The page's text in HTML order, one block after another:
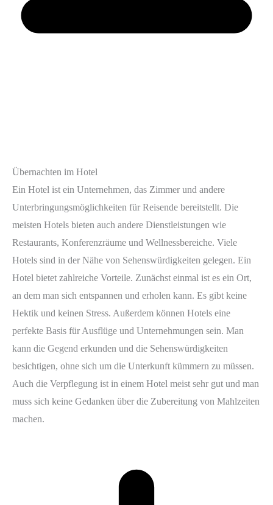
Übernachten im Hotel
Ein Hotel ist ein Unternehmen, das Zimmer und andere
Unterbringungsmöglichkeiten für Reisende bereitstellt. Die
meisten Hotels bieten auch andere Dienstleistungen wie
Restaurants, Konferenzräume und Wellnessbereiche. Viele
Hotels sind in der Nähe von Sehenswürdigkeiten gelegen. Ein
Hotel bietet zahlreiche Vorteile. Zunächst einmal ist es ein Ort,
an dem man sich entspannen und erholen kann. Es gibt keine
Hektik und keinen Stress. Außerdem können Hotels eine
perfekte Basis für Ausflüge und Unternehmungen sein. Man
kann die Gegend erkunden und die Sehenswürdigkeiten
besichtigen, ohne sich um die Unterkunft kümmern zu müssen.
Auch die Verpflegung ist in einem Hotel meist sehr gut und man
muss sich keine Gedanken über die Zubereitung von Mahlzeiten
machen.